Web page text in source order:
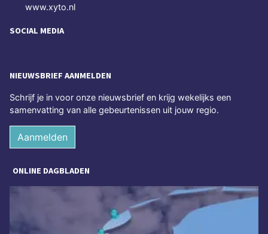
www.xyto.nl
SOCIAL MEDIA
NIEUWSBRIEF AANMELDEN
Schrijf je in voor onze nieuwsbrief en krijg wekelijks een
samenvatting van alle gebeurtenissen uit jouw regio.
Aanmelden
ONLINE DAGBLADEN